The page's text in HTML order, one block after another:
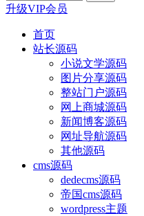
升级VIP会员
首页
站长源码
小说文学源码
图片分享源码
整站门户源码
网上商城源码
新闻博客源码
网址导航源码
其他源码
cms源码
dedecms源码
帝国cms源码
wordpress主题